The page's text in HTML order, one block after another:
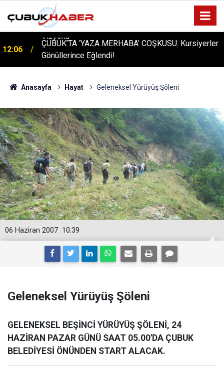
12:06
ÇUBUK’TA ‘YAZA MERHABA’ COŞKUSU: Kursiyerler
Gönüllerince Eğlendi!
Anasayfa Hayat Geleneksel Yürüyüş Şöleni
10:39
06 Haziran 2007
Geleneksel Yürüyüş Şöleni
GELENEKSEL BEŞİNCİ YÜRÜYÜŞ ŞÖLENİ, 24
HAZİRAN PAZAR GÜNÜ SAAT 05.00'DA ÇUBUK
BELEDİYESİ ÖNÜNDEN START ALACAK.